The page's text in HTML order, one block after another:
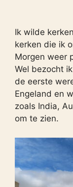
Ik wilde
kerken die ik
Morgen weer
Wel bezocht
de eerste
Engeland en
zoals India,
om te zien.